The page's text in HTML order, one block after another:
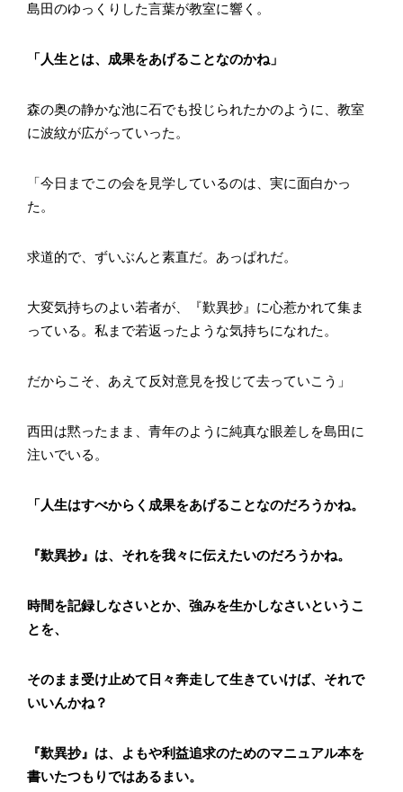
島田のゆっくりした言葉が教室に響く。
「人生とは、成果をあげることなのかね」
森の奥の静かな池に石でも投じられたかのように、教室
に波紋が広がっていった。
「今日までこの会を見学しているのは、実に面白かっ
た。
求道的で、ずいぶんと素直だ。あっぱれだ。
大変気持ちのよい若者が、『歎異抄』に心惹かれて集ま
っている。私まで若返ったような気持ちになれた。
だからこそ、あえて反対意見を投じて去っていこう」
西田は黙ったまま、青年のように純真な眼差しを島田に
注いでいる。
「人生はすべからく成果をあげることなのだろうかね。
『歎異抄』は、それを我々に伝えたいのだろうかね。
時間を記録しなさいとか、強みを生かしなさいというこ
とを、
そのまま受け止めて日々奔走して生きていけば、それで
いいんかね？
『歎異抄』は、よもや利益追求のためのマニュアル本を
書いたつもりではあるまい。